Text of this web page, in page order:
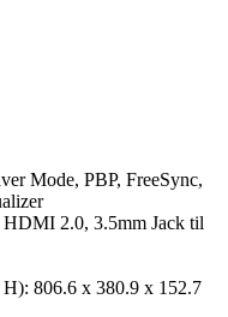
Mode, PBP, FreeSync,
2.0, 3.5mm Jack til
806.6 x 380.9 x 152.7